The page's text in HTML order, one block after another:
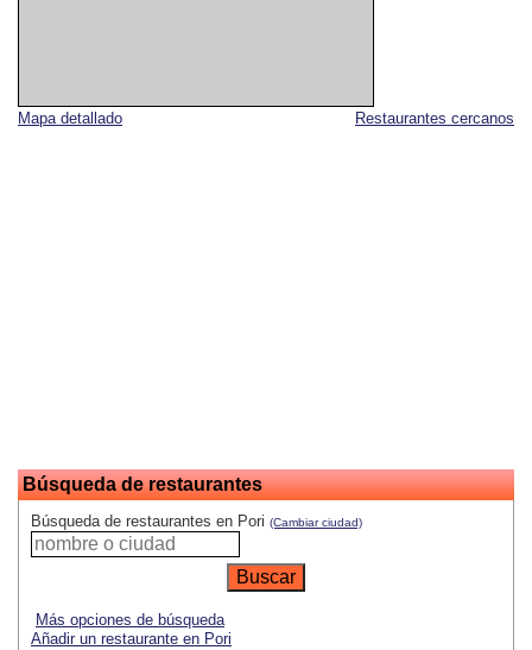
Restaurantes cercanos
Mapa detallado
Búsqueda de restaurantes
Búsqueda de restaurantes en Pori (Cambiar ciudad)
Más opciones de búsqueda
Añadir un restaurante en Pori